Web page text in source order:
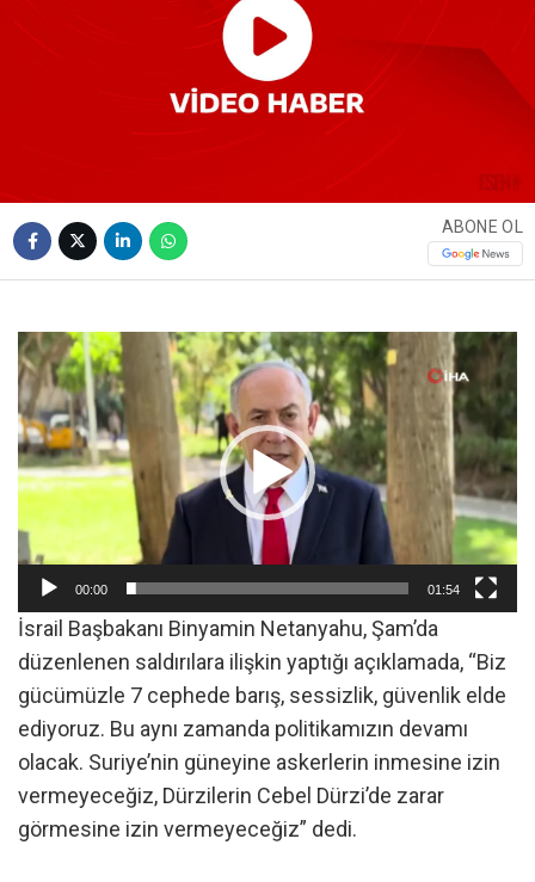
ABONE OL
Video
oynatıcı
00:00 01:54
İsrail Başbakanı Binyamin Netanyahu, Şam’da
düzenlenen saldırılara ilişkin yaptığı açıklamada, “Biz
gücümüzle 7 cephede barış, sessizlik, güvenlik elde
ediyoruz. Bu aynı zamanda politikamızın devamı
olacak. Suriye’nin güneyine askerlerin inmesine izin
vermeyeceğiz, Dürzilerin Cebel Dürzi’de zarar
görmesine izin vermeyeceğiz” dedi.